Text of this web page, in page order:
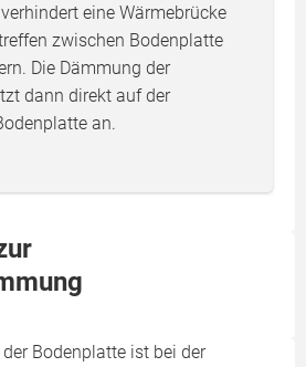
eine Wärmebrücke
zwischen Bodenplatte
Die Dämmung der
dann direkt auf der
an.
Bodenplatte ist bei der